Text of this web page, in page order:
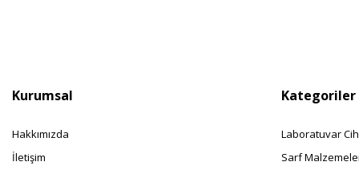
Kurumsal
Hakkımızda
İletişim
Kategoriler
Laboratuvar
Sarf